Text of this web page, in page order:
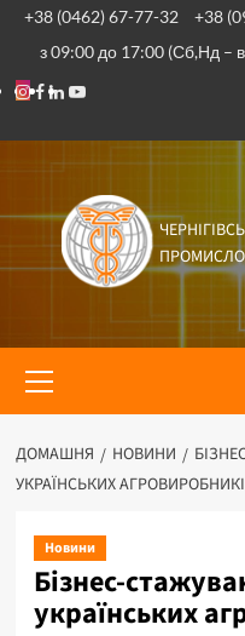
Перейти
вмісту
+38 (0462) 67-77-32 +38
з 09:00 до 17:00 (Сб,Нд –
Instagram
Facebook
Linkedin
Youtube
меню
ДОМАШНЯ НОВИНИ
УКРАЇНСЬКИХ
Новини
Бізнес-
українських